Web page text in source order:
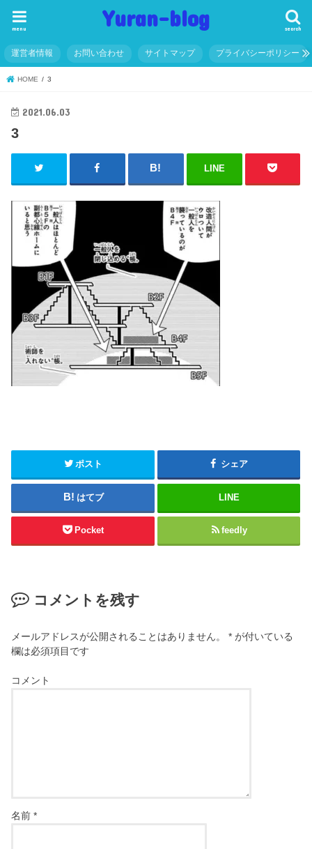
Yuran-blog search
menu
運営者情報 お問い合わせ サイトマップ プライバシーポリシー
HOME 3
2021.06.03
3
LINE
ポスト シェア
はてブ LINE
Pocket feedly
コメントを残す
メールアドレスが公開されることはありません。 * が付いている
欄は必須項目です
コメント
名前*